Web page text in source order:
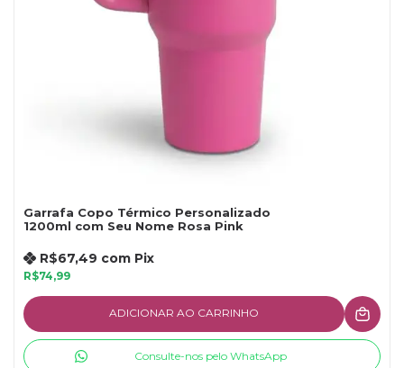
Garrafa Copo Térmico Personalizado
1200ml com Seu Nome Rosa Pink
R$74,99
R$67,49 com Pix
ADICIONAR AO CARRINHO
Consulte-nos pelo WhatsApp